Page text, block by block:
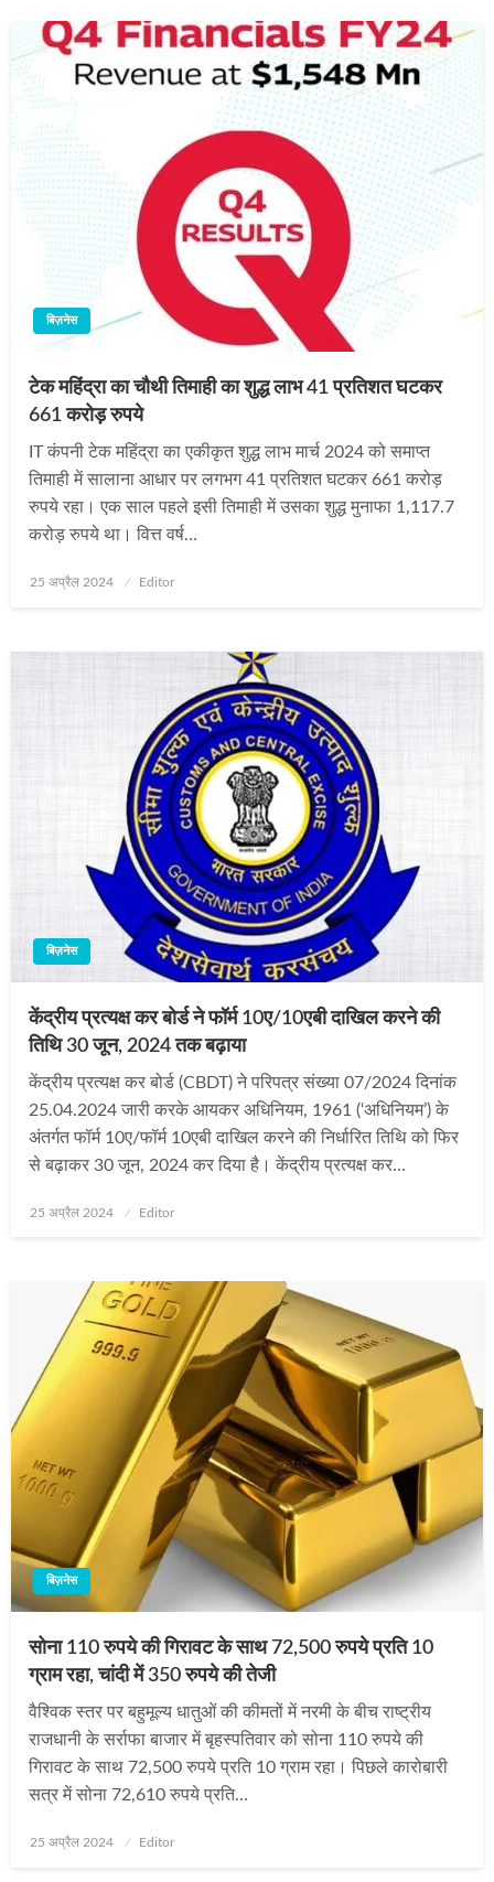
बिज़नेस
टेक महिंद्रा का चौथी तिमाही का शुद्ध लाभ 41 प्रतिशत घटकर
661 करोड़ रुपये
IT कंपनी टेक महिंद्रा का एकीकृत शुद्ध लाभ मार्च 2024 को समाप्त
तिमाही में सालाना आधार पर लगभग 41 प्रतिशत घटकर 661 करोड़
रुपये रहा। एक साल पहले इसी तिमाही में उसका शुद्ध मुनाफा 1,117.7
करोड़ रुपये था। वित्त वर्ष…
Posted
25 अप्रैल 2024 Editor
बिज़नेस
केंद्रीय प्रत्यक्ष कर बोर्ड ने फॉर्म 10ए/10एबी दाखिल करने की
तिथि 30 जून, 2024 तक बढ़ाया
केंद्रीय प्रत्यक्ष कर बोर्ड (CBDT) ने परिपत्र संख्या 07/2024 दिनांक
25.04.2024 जारी करके आयकर अधिनियम, 1961 (‘अधिनियम’) के
अंतर्गत फॉर्म 10ए/फॉर्म 10एबी दाखिल करने की निर्धारित तिथि को फिर
से बढ़ाकर 30 जून, 2024 कर दिया है। केंद्रीय प्रत्यक्ष कर…
Posted
25 अप्रैल 2024 Editor
बिज़नेस
सोना 110 रुपये की गिरावट के साथ 72,500 रुपये प्रति 10
ग्राम रहा, चांदी में 350 रुपये की तेजी
वैश्विक स्तर पर बहुमूल्य धातुओं की कीमतों में नरमी के बीच राष्ट्रीय
राजधानी के सर्राफा बाजार में बृहस्पतिवार को सोना 110 रुपये की
गिरावट के साथ 72,500 रुपये प्रति 10 ग्राम रहा। पिछले कारोबारी
सत्र में सोना 72,610 रुपये प्रति…
Posted
25 अप्रैल 2024 Editor